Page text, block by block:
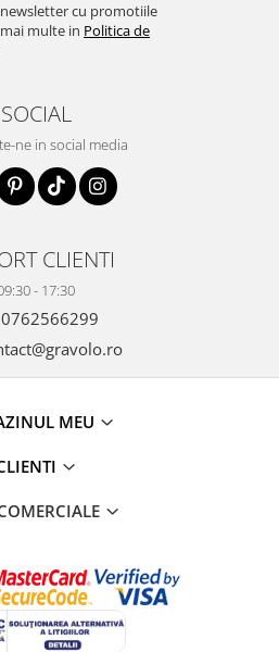
cu promotiile
multe in Politica de
SOCIAL
ne in social media
CLIENTI
- 17:30
0762566299
MEU